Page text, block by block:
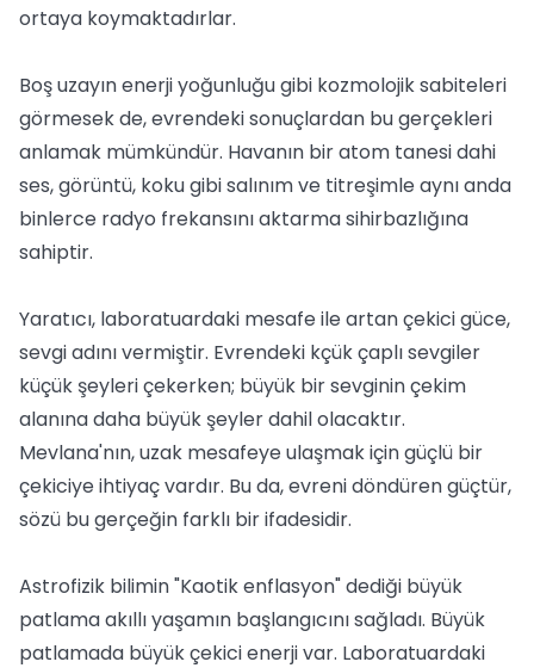
ortaya koymaktadırlar.
Boş uzayın enerji yoğunluğu gibi kozmolojik sabiteleri
görmesek de, evrendeki sonuçlardan bu gerçekleri
anlamak mümkündür. Havanın bir atom tanesi dahi
ses, görüntü, koku gibi salınım ve titreşimle aynı anda
binlerce radyo frekansını aktarma sihirbazlığına
sahiptir.
Yaratıcı, laboratuardaki mesafe ile artan çekici güce,
sevgi adını vermiştir. Evrendeki kçük çaplı sevgiler
küçük şeyleri çekerken; büyük bir sevginin çekim
alanına daha büyük şeyler dahil olacaktır.
Mevlana'nın, uzak mesafeye ulaşmak için güçlü bir
çekiciye ihtiyaç vardır. Bu da, evreni döndüren güçtür,
sözü bu gerçeğin farklı bir ifadesidir.
Astrofizik bilimin "Kaotik enflasyon" dediği büyük
patlama akıllı yaşamın başlangıcını sağladı. Büyük
patlamada büyük çekici enerji var. Laboratuardaki